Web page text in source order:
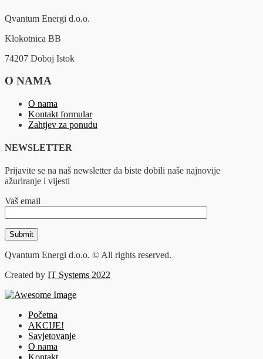
Qvantum Energi d.o.o.
Klokotnica BB
74207 Doboj Istok
O NAMA
O nama
Kontakt formular
Zahtjev za ponudu
NEWSLETTER
Prijavite se na naš newsletter da biste dobili naše najnovije
ažuriranje i vijesti
Vaš email
Qvantum Energi d.o.o. © All rights reserved.
Created by IT Systems 2022
Početna
AKCIJE!
Savjetovanje
O nama